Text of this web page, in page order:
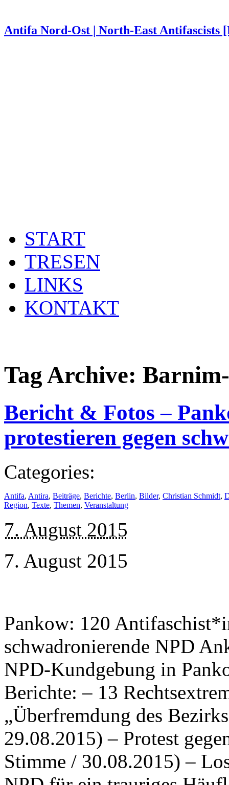
Antifa Nord-Ost | North-East Antifascists
START
TRESEN
LINKS
KONTAKT
Tag Archive:
Bericht & Fotos –
protestieren gegen
Categories:
Antifa, Antira, Beiträge, Berichte, Berlin, Bilder, Christian Schmidt,
Region, Texte, Themen, Veranstaltung
7. August 2015
7. August 2015
Pankow: 120
schwadronierende NPD
NPD-Kundgebung in
Berichte: – 13
„Überfremdung des
29.08.2015) – Protest
Stimme / 30.08.2015) –